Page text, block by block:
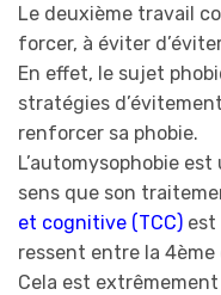
Le deuxième travail
forcer, à éviter
En effet, le sujet
stratégies
renforcer sa phobie.
L’automysophobie
sens que son
et cognitive (TCC) est
ressent entre la 4ème
Cela est